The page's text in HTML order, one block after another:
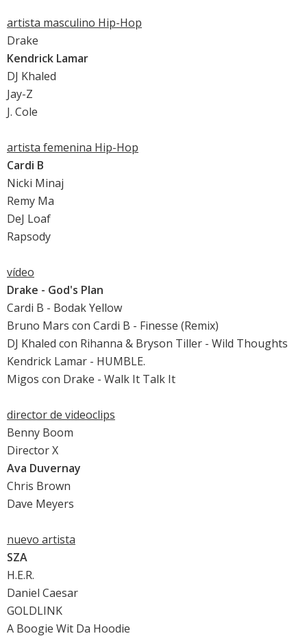
artista masculino Hip-Hop
Drake
Kendrick Lamar
DJ Khaled
Jay-Z
J. Cole
artista femenina Hip-Hop
Cardi B
Nicki Minaj
Remy Ma
DeJ Loaf
Rapsody
vídeo
Drake - God's Plan
Cardi B - Bodak Yellow
Bruno Mars con Cardi B - Finesse (Remix)
DJ Khaled con Rihanna & Bryson Tiller - Wild Thoughts
Kendrick Lamar - HUMBLE.
Migos con Drake - Walk It Talk It
director de videoclips
Benny Boom
Director X
Ava Duvernay
Chris Brown
Dave Meyers
nuevo artista
SZA
H.E.R.
Daniel Caesar
GOLDLINK
A Boogie Wit Da Hoodie